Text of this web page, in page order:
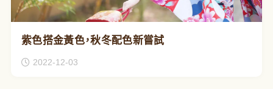
紫色搭金黃色，秋冬配色新嘗試
2022-12-03